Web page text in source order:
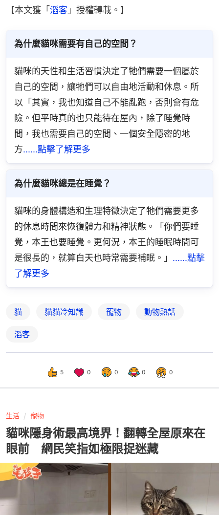
【本文獲「 滔客 」授權轉載。】
為什麼貓咪需要有自己的空間？
貓咪的天性和生活習慣決定了牠們需要一個屬於
自己的空間，讓牠們可以自由地活動和休息。所
以「其實，我也知道自己不能亂跑，否則會有危
險。但平時真的也只能待在屋內，除了睡覺時
間，我也需要自己的空間、一個安全隱密的地
方......點擊了解更多
為什麼貓咪總是在睡覺？
貓咪的身體構造和生理特徵決定了牠們需要更多
的休息時間來恢復體力和精神狀態。「你們要睡
覺，本王也要睡覺。更何況，本王的睡眠時間可
是很長的，就算白天也時常需要補眠。」 ......點擊
了解更多
貓 貓貓冷知識 寵物 動物熱話
滔客
5 0 0 0 0
生活 寵物
貓咪隱身術最高境界！翻轉全屋原來在
眼前 網民笑指如極限捉迷藏